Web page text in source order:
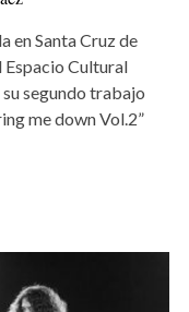
en Santa Cruz de
Espacio Cultural
segundo trabajo
me down Vol.2”